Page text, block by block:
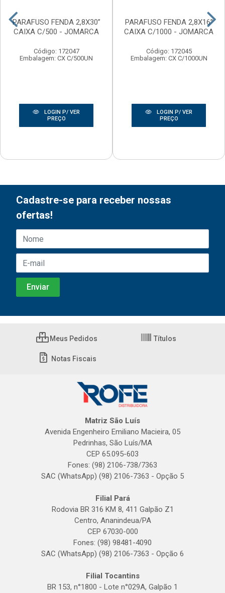
PARAFUSO FENDA 2,8X30”
CAIXA C/500 - JOMARCA
Código: 172047
Embalagem: CX C/500UN
LOGIN P/ VER
PREÇO
PARAFUSO FENDA 2,8X16”
CAIXA C/1000 - JOMARCA
Código: 172045
Embalagem: CX C/1000UN
LOGIN P/ VER
PREÇO
Cadastre-se para receber nossas
ofertas!
Meus Pedidos Títulos
Notas Fiscais
Matriz São Luís
Avenida Engenheiro Emiliano Macieira, 05
Pedrinhas, São Luís/MA
CEP 65.095-603
Fones: (98) 2106-738/7363
SAC (WhatsApp) (98) 2106-7363 - Opção 5
Filial Pará
Rodovia BR 316 KM 8, 411 Galpão Z1
Centro, Ananindeua/PA
CEP 67030-000
Fones: (98) 98481-4090
SAC (WhatsApp) (98) 2106-7363 - Opção 6
Filial Tocantins
BR 153, n°1800 - Lote n°029A, Galpão 1